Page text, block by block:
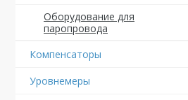
Оборудование для
паропровода
Компенсаторы
Уровнемеры